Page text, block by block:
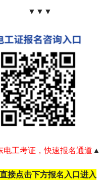
▼▼▼
电工考证，快速报名通道▲
接点击下方报名入口进入